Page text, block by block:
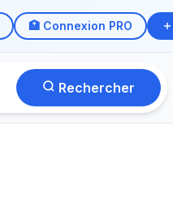
🏥 Connexion PRO
Rechercher